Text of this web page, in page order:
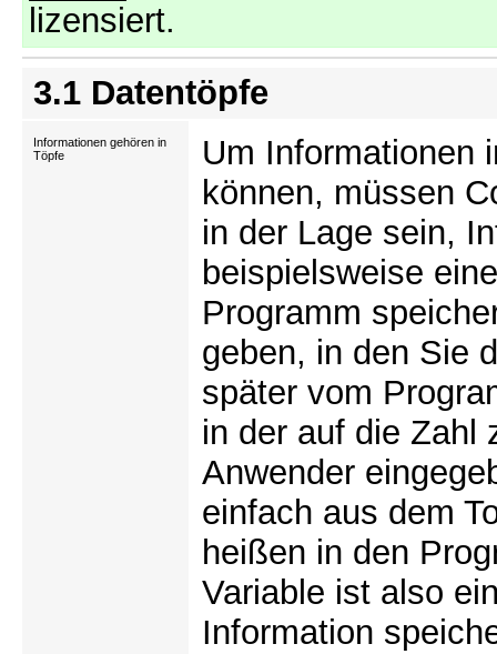
lizensiert.
3.1 Datentöpfe
Informationen gehören in
Töpfe
Um Informationen
können, müssen
in der Lage sein,
beispielsweise
Programm
geben, in den Sie
später vom
in der auf die Zahl
Anwender
einfach aus dem
heißen in den
Variable ist also
Information